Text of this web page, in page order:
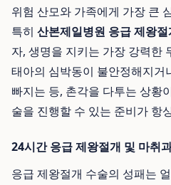
위험 산모와 가족에게 가장 큰
특히 산본제일병원 응급 제왕절
자, 생명을 지키는 가장 강력한
태아의 심박동이 불안정해지거
빠지는 등, 촌각을 다투는 상황
술을 진행할 수 있는 준비가 항
24시간 응급 제왕절개 및 마취
응급 제왕절개 수술의 성패는